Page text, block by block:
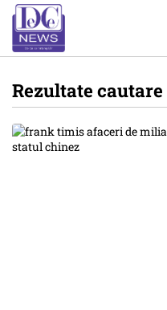
Rezultate cautare